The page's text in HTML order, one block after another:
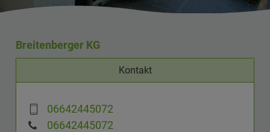
Breitenberger KG
Kontakt
06642445072
06642445072